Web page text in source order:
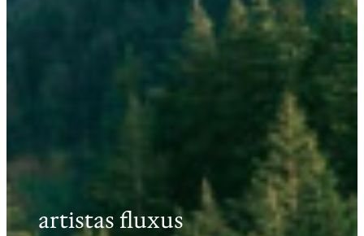
artistas fluxus